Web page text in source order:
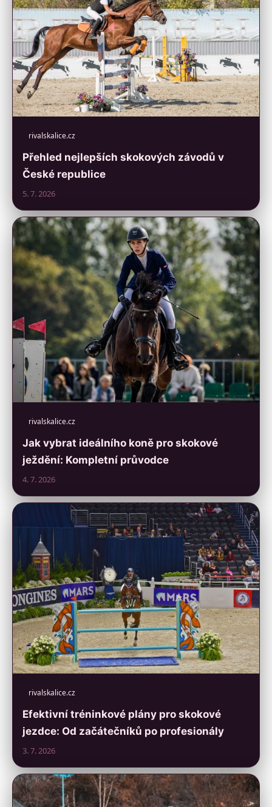
rivalskalice.cz
Přehled nejlepších skokových závodů v
České republice
5. 7. 2026
rivalskalice.cz
Jak vybrat ideálního koně pro skokové
ježdění: Kompletní průvodce
4. 7. 2026
rivalskalice.cz
Efektivní tréninkové plány pro skokové
jezdce: Od začátečníků po profesionály
3. 7. 2026